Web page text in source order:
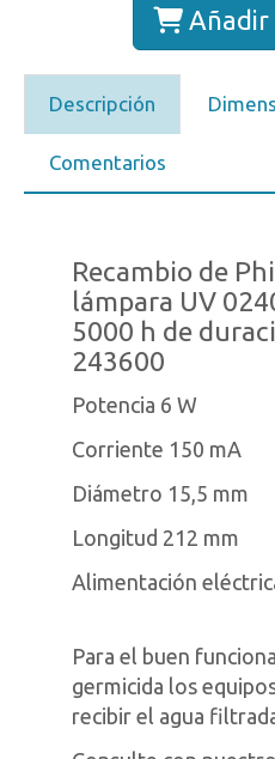
Descripción
Comentarios
Recambio de
lámpara UV
5000 h de
243600
Potencia 6 W
Corriente 150 mA
Diámetro 15,5 mm
Longitud 212 mm
Alimentación
Para el buen
germicida los
recibir el agua